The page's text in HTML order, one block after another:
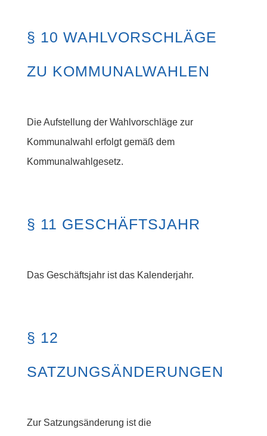
§ 10 WAHLVORSCHLÄGE
ZU KOMMUNALWAHLEN
Die Aufstellung der Wahlvorschläge zur
Kommunalwahl erfolgt gemäß dem
Kommunalwahlgesetz.
§ 11 GESCHÄFTSJAHR
Das Geschäftsjahr ist das Kalenderjahr.
§ 12
SATZUNGSÄNDERUNGEN
Zur Satzungsänderung ist die